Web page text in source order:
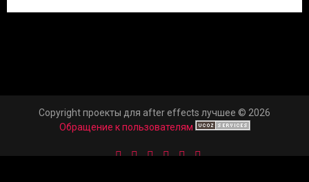
Copyright проекты для after effects лучшее © 2026
Обращение к пользователям